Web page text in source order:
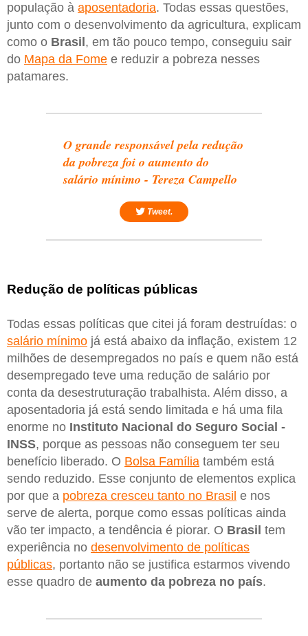
população à aposentadoria. Todas essas questões,
junto com o desenvolvimento da agricultura, explicam
como o Brasil , em tão pouco tempo, conseguiu sair
do Mapa da Fome e reduzir a pobreza nesses
patamares.
O grande responsável pela redução
da pobreza foi o aumento do
salário mínimo - Tereza Campello
Tweet.
Redução de políticas públicas
Todas essas políticas que citei já foram destruídas: o
salário mínimo já está abaixo da inflação, existem 12
milhões de desempregados no país e quem não está
desempregado teve uma redução de salário por
conta da desestruturação trabalhista. Além disso, a
aposentadoria já está sendo limitada e há uma fila
enorme no Instituto Nacional do Seguro Social -
INSS, porque as pessoas não conseguem ter seu
benefício liberado. O Bolsa Família também está
sendo reduzido. Esse conjunto de elementos explica
por que a pobreza cresceu tanto no Brasil e nos
serve de alerta, porque como essas políticas ainda
vão ter impacto, a tendência é piorar. O Brasil tem
experiência no desenvolvimento de políticas
públicas, portanto não se justifica estarmos vivendo
esse quadro de aumento da pobreza no país.